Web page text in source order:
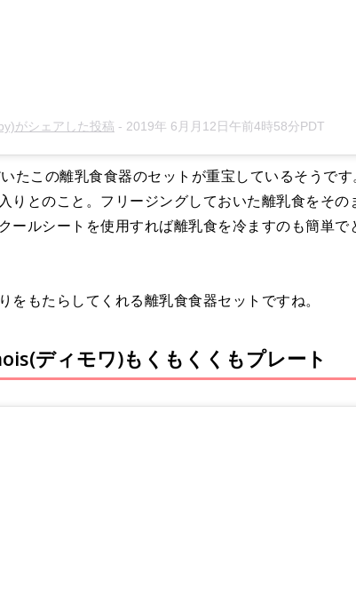
がシェアした投稿 - 2019年 6月月12日午前4時58分PDT
たこの離乳食食器のセットが重宝しているそうで
りとのこと。フリージングしておいた離乳食をその
ールシートを使用すれば離乳食を冷ますのも簡単で
もたらしてくれる離乳食食器セットですね。
ディモワ)もくもくくもプレート